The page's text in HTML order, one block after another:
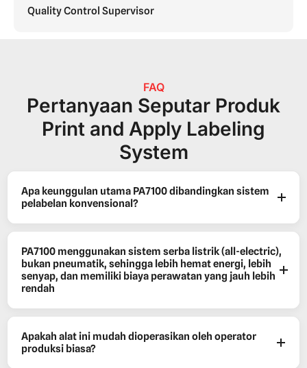
Quality Control Supervisor
Apa keunggulan utama PA7100 dibandingkan sistem
pelabelan konvensional?
PA7100 menggunakan sistem serba listrik (all-electric),
bukan pneumatik, sehingga lebih hemat energi, lebih
senyap, dan memiliki biaya perawatan yang jauh lebih
rendah
Apakah alat ini mudah dioperasikan oleh operator
produksi biasa?
FAQ
Pertanyaan Seputar Produk
Print and Apply Labeling
System